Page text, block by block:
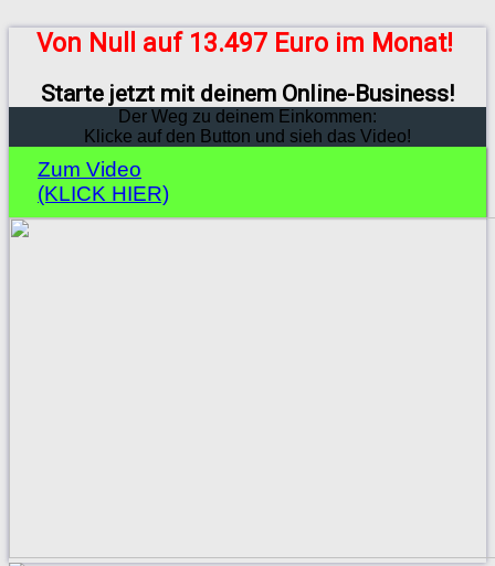
Von Null auf 13.497 Euro im Monat!
Starte jetzt mit deinem Online-Business!
Der Weg zu deinem Einkommen:
Klicke auf den Button und sieh das Video!
Zum Video
(KLICK HIER)